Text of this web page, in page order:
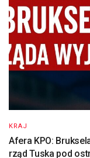
KRAJ
Afera KPO:
rząd Tuska pod